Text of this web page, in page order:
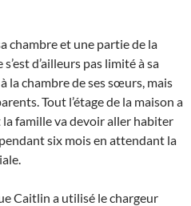
chambre et une partie de la
d’ailleurs pas limité à sa
la chambre de ses sœurs, mais
Tout l’étage de la maison a
famille va devoir aller habiter
six mois en attendant la
Caitlin a utilisé le chargeur